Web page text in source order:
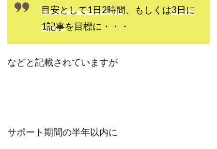
目安として1日2時間、もしくは3日に
1記事を目標に・・・
などと記載されていますが
サポート期間の半年以内に